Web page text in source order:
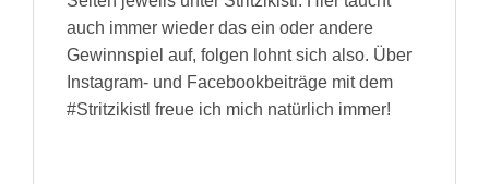
auch immer wieder das ein oder andere
Gewinnspiel auf, folgen lohnt sich also. Über
Instagram- und Facebookbeiträge mit dem
#Stritzikistl freue ich mich natürlich immer!